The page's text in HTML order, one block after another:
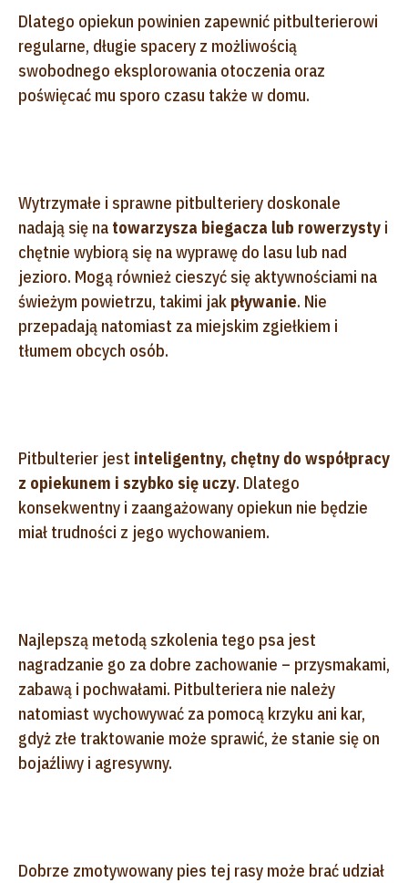
Dlatego opiekun powinien zapewnić pitbulterierowi
regularne, długie spacery z możliwością
swobodnego eksplorowania otoczenia oraz
poświęcać mu sporo czasu także w domu.
Wytrzymałe i sprawne pitbulteriery doskonale
nadają się na towarzysza biegacza lub rowerzysty i
chętnie wybiorą się na wyprawę do lasu lub nad
jezioro. Mogą również cieszyć się aktywnościami na
świeżym powietrzu, takimi jak pływanie. Nie
przepadają natomiast za miejskim zgiełkiem i
tłumem obcych osób.
Pitbulterier jest inteligentny, chętny do współpracy
z opiekunem i szybko się uczy. Dlatego
konsekwentny i zaangażowany opiekun nie będzie
miał trudności z jego wychowaniem.
Najlepszą metodą szkolenia tego psa jest
nagradzanie go za dobre zachowanie – przysmakami,
zabawą i pochwałami. Pitbulteriera nie należy
natomiast wychowywać za pomocą krzyku ani kar,
gdyż złe traktowanie może sprawić, że stanie się on
bojaźliwy i agresywny.
Dobrze zmotywowany pies tej rasy może brać udział